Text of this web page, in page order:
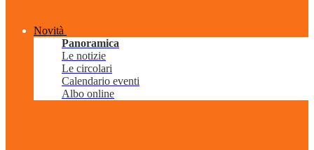
Novità
Panoramica
Le notizie
Le circolari
Calendario eventi
Albo online